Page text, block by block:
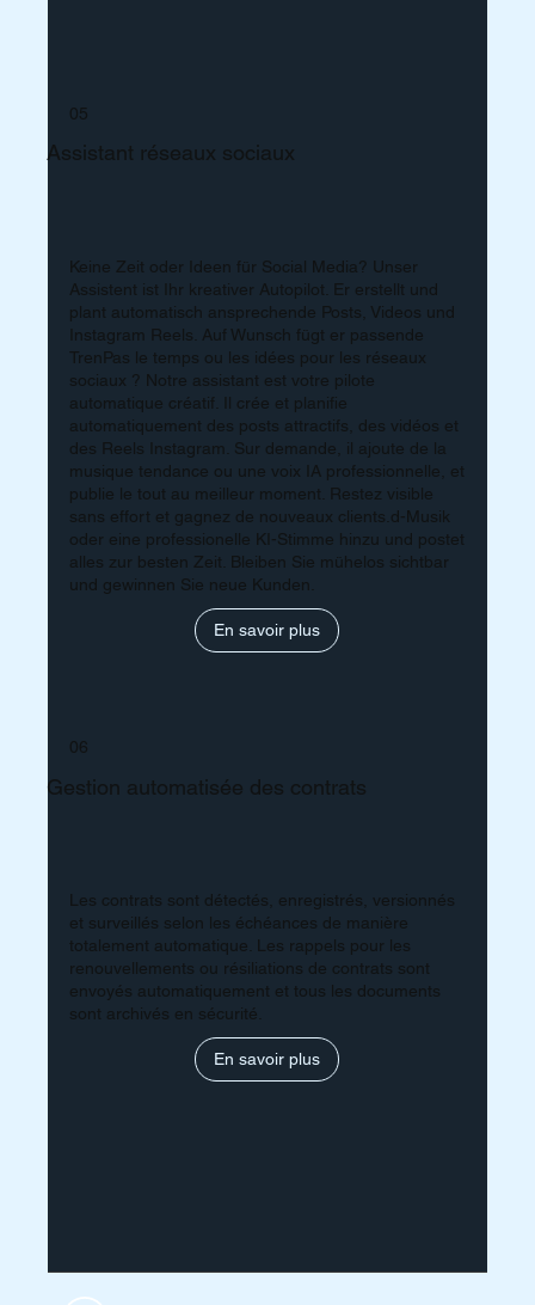
05
Assistant réseaux sociaux
Keine Zeit oder Ideen für Social Media? Unser
Assistent ist Ihr kreativer Autopilot. Er erstellt und
plant automatisch ansprechende Posts, Videos und
Instagram Reels. Auf Wunsch fügt er passende
TrenPas le temps ou les idées pour les réseaux
sociaux ? Notre assistant est votre pilote
automatique créatif. Il crée et planifie
automatiquement des posts attractifs, des vidéos et
des Reels Instagram. Sur demande, il ajoute de la
musique tendance ou une voix IA professionnelle, et
publie le tout au meilleur moment. Restez visible
sans effort et gagnez de nouveaux clients.d-Musik
oder eine professionelle KI-Stimme hinzu und postet
alles zur besten Zeit. Bleiben Sie mühelos sichtbar
und gewinnen Sie neue Kunden.
En savoir plus
06
Gestion automatisée des contrats
Les contrats sont détectés, enregistrés, versionnés
et surveillés selon les échéances de manière
totalement automatique. Les rappels pour les
renouvellements ou résiliations de contrats sont
envoyés automatiquement et tous les documents
sont archivés en sécurité.
En savoir plus